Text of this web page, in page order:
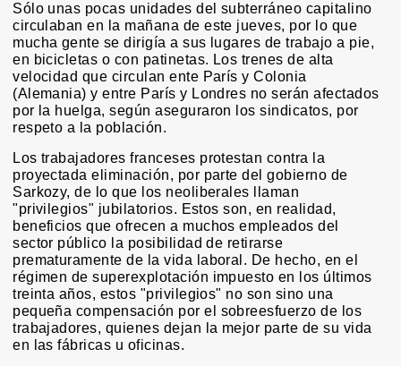
Sólo unas pocas unidades del subterráneo capitalino
circulaban en la mañana de este jueves, por lo que
mucha gente se dirigía a sus lugares de trabajo a pie,
en bicicletas o con patinetas. Los trenes de alta
velocidad que circulan ente París y Colonia
(Alemania) y entre París y Londres no serán afectados
por la huelga, según aseguraron los sindicatos, por
respeto a la población.
Los trabajadores franceses protestan contra la
proyectada eliminación, por parte del gobierno de
Sarkozy, de lo que los neoliberales llaman
"privilegios" jubilatorios. Estos son, en realidad,
beneficios que ofrecen a muchos empleados del
sector público la posibilidad de retirarse
prematuramente de la vida laboral. De hecho, en el
régimen de superexplotación impuesto en los últimos
treinta años, estos "privilegios" no son sino una
pequeña compensación por el sobreesfuerzo de los
trabajadores, quienes dejan la mejor parte de su vida
en las fábricas u oficinas.